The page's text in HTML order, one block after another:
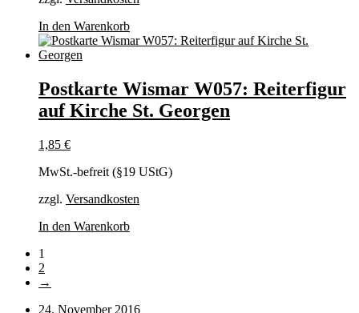
In den Warenkorb
Postkarte Wismar W057: Reiterfigur
auf Kirche St. Georgen
1,85 €
MwSt.-befreit (§19 UStG)
zzgl. Versandkosten
In den Warenkorb
1
2
→
24. November 2016